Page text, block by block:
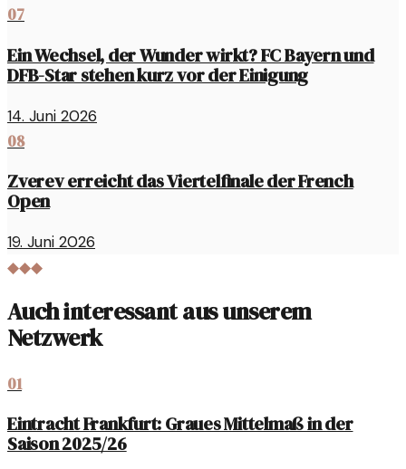
07
Ein Wechsel, der Wunder wirkt? FC Bayern und
DFB-Star stehen kurz vor der Einigung
14. Juni 2026
08
Zverev erreicht das Viertelfinale der French
Open
19. Juni 2026
◆◆◆
Auch interessant aus unserem
Netzwerk
01
Eintracht Frankfurt: Graues Mittelmaß in der
Saison 2025/26